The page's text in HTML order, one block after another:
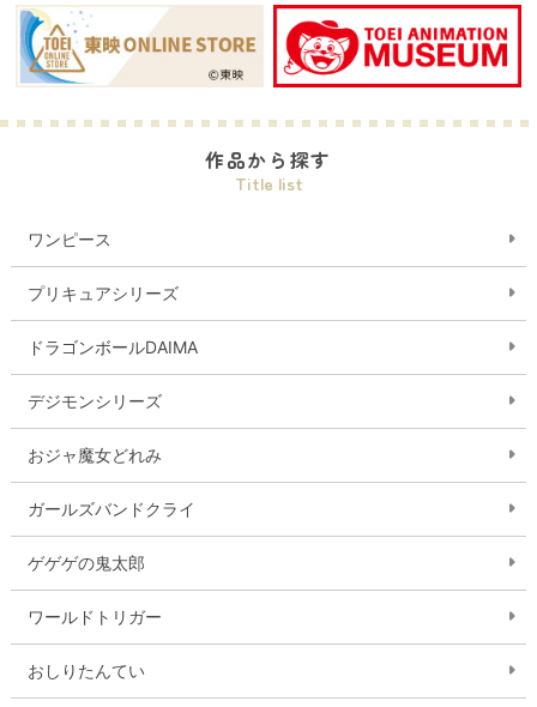
作品から探す
Title list
ワンピース
プリキュアシリーズ
ドラゴンボールDAIMA
デジモンシリーズ
おジャ魔女どれみ
ガールズバンドクライ
ゲゲゲの鬼太郎
ワールドトリガー
おしりたんてい